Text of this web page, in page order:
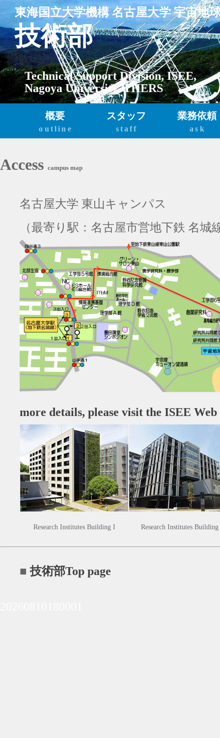
東海国立大学機構 名古屋大学 宇宙地
技術部
Technical Support Division,ISEE,
Nagoya University,THERS
概要
outline
スタッフ
staff
業務依頼
ask
Access campus map
名古屋大学 東山キャンパス
（最寄り駅：名古屋市営地下鉄 名城
more details, please visit the ISEE
Research Institutes Building I Research Institutes
■技術部Top page